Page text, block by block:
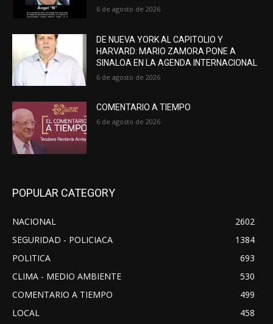
6 de agosto de 2026
DE NUEVA YORK AL CAPITOLIO Y
HARVARD: MARIO ZAMORA PONE A
SINALOA EN LA AGENDA INTERNACIONAL
6 de agosto de 2026
COMENTARIO A TIEMPO
6 de agosto de 2026
POPULAR CATEGORY
NACIONAL
2602
SEGURIDAD - POLICIACA
1384
POLITICA
693
CLIMA - MEDIO AMBIENTE
530
COMENTARIO A TIEMPO
499
LOCAL
458